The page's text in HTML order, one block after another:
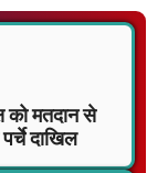
को मतदान से
दाखिल